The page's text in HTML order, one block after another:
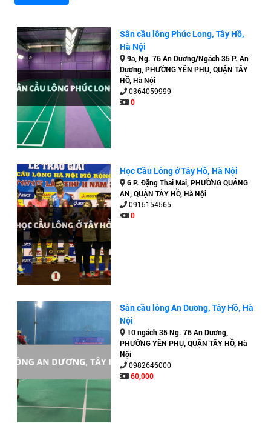
Sân cầu lông Phúc Long, Tây Hồ,
Hà Nội
9a, Ng. 76 An Dương/Ngách 35 P. An
Dương, PHƯỜNG YÊN PHỤ, QUẬN TÂY
HỒ, Hà Nội
0364059999
0
Học Cầu Lông ở Tây Hồ, Hà Nội
6 P. Đặng Thai Mai, PHƯỜNG QUẢNG
AN, QUẬN TÂY HỒ, Hà Nội
0915154565
0
Sân cầu lông An Dương, Tây Hồ, Hà
Nội
10 ngách 35 Ng. 76 An Dương,
PHƯỜNG YÊN PHỤ, QUẬN TÂY HỒ, Hà
Nội
0982646000
60,000